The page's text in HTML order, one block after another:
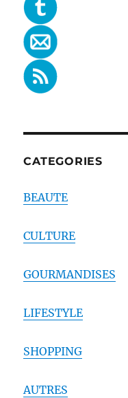
CATEGORIES
BEAUTE
CULTURE
GOURMANDISES
LIFESTYLE
SHOPPING
AUTRES